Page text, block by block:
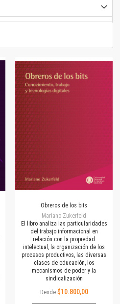
Obreros de los bits
Mariano Zukerfeld
El libro analiza las particularidades
del trabajo informacional en
relación con la propiedad
intelectual, la organización de los
procesos productivos, las diversas
clases de educación, los
mecanismos de poder y la
sindicalización
Desde $10.800,00